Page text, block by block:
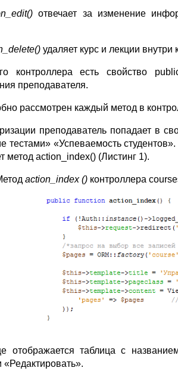
отвечает за изменение
удаляет курс и лекции внутри
контроллера есть свойство
преподавателя.
рассмотрен каждый метод в
преподаватель попадает в
тестами» «Успеваемость
метод action_index() (Листинг 1).
action_index () контроллера
отображается таблица с
«Редактировать».